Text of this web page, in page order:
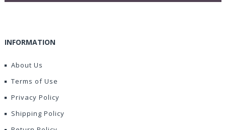
INFORMATION
About Us
Terms of Use
Privacy Policy
Shipping Policy